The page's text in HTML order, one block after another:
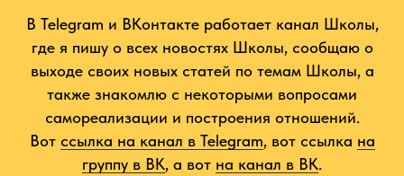
В Telegram и ВКонтакте работает канал Школы,
где я пишу о всех новостях Школы, сообщаю о
выходе своих новых статей по темам Школы, а
также знакомлю с некоторыми вопросами
самореализации и построения отношений.
Вот ссылка на канал в Telegram, вот ссылка на
группу в ВК, а вот на канал в ВК.